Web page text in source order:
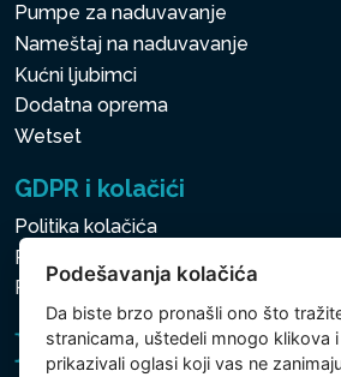
Pumpe za naduvavanje
Nameštaj na naduvavanje
Kućni ljubimci
Dodatna oprema
Wetset
GDPR i kolačići
Politika kolačića
Politika zaštite ličnih i drugih
Politika kolačića
Podešavanja kolačića
Da biste brzo pronašli ono što
stranicama, uštedeli mnogo klikova
prikazivali oglasi koji vas ne